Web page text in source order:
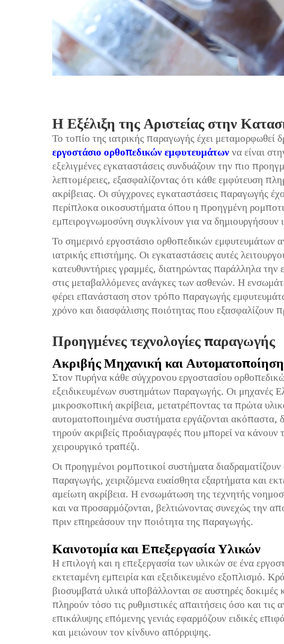
Η Εξέλιξη της Αριστείας στην
Το τοπίο της ιατρικής παραγωγής έχει μεταμορφωθεί
εργοστάσιο ορθοπεδικών εμφυτευμάτωννα είναι
εξελιγμένες εγκαταστάσεις συνδυάζουν την πιο
λεπτομέρειες, εξασφαλίζοντας ότι κάθε εμφύτευση
ακρίβειας. Οι σύγχρονες εγκαταστάσεις παραγωγής
περίπλοκα οικοσυστήματα όπου η προηγμένη
εμπειρογνωμοσύνη συγκλίνουν για να δημιουργήσουν
Το σημερινό εργοστάσιο ορθοπεδικών εμφυτευμάτων
ιατρικής επιστήμης. Οι εγκαταστάσεις αυτές
κατευθυντήριες γραμμές, διατηρώντας παράλληλα
στις μεταβαλλόμενες ανάγκες των ασθενών. Η
φέρει επανάσταση στον τρόπο παραγωγής
χρόνο και διασφάλισης ποιότητας που εξασφαλίζουν
Προηγμένες τεχνολογίες παραγωγής
Ακριβής Μηχανική και Αυτοματοποίηση
Στον πυρήνα κάθε σύγχρονου εργοστασίου
εξειδικευμένων συστημάτων παραγωγής. Οι μηχανές
μικροσκοπική ακρίβεια, μετατρέποντας τα πρώτα
αυτοματοποιημένα συστήματα εργάζονται ακόπαστα,
τηρούν ακριβείς προδιαγραφές που μπορεί να κάνουν
χειρουργικό τραπέζι.
Οι προηγμένοι ρομποτικοί συστήματα
παραγωγής, χειριζόμενα ευαίσθητα εξαρτήματα και
αμείωτη ακρίβεια. Η ενσωμάτωση της τεχνητής
και να προσαρμόζονται, βελτιώνοντας συνεχώς την
πριν επηρεάσουν την ποιότητα της παραγωγής.
Καινοτομία και Επεξεργασία Υλικών
Η επιλογή και η επεξεργασία των υλικών σε ένα
εκτεταμένη εμπειρία και εξειδικευμένο εξοπλισμό.
βιοσυμβατά υλικά υποβάλλονται σε αυστηρές δοκιμές
πληρούν τόσο τις ρυθμιστικές απαιτήσεις όσο και
επικάλυψης επόμενης γενιάς εφαρμόζουν ειδικές
και μειώνουν τον κίνδυνο απόρριψης.